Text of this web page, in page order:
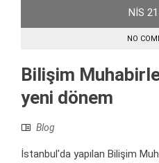
NIS 21
NO
Bilişim
yeni dönem
Blog
İstanbul'da yapılan Bilişim